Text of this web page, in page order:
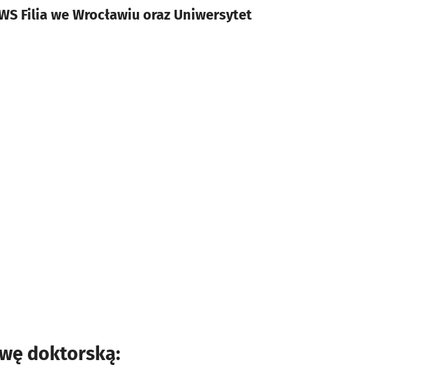
Filia we Wrocławiu oraz Uniwersytet
doktorską: